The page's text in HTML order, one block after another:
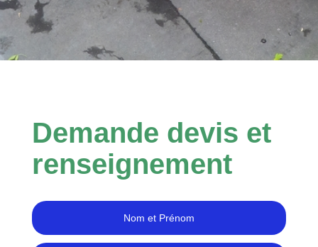
Demande devis et
renseignement